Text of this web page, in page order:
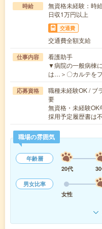
時給
無資格未経験：
日収1万円以上
交通費
交通費全額支給
仕事内容
看護助手
▼病院の一般病棟
は…＞〇カルテを
応募資格
職種未経験OK / ブ
要
無資格・未経験
採用予定履歴書は
職場の雰囲気
年齢層
20代
男女比率
女性